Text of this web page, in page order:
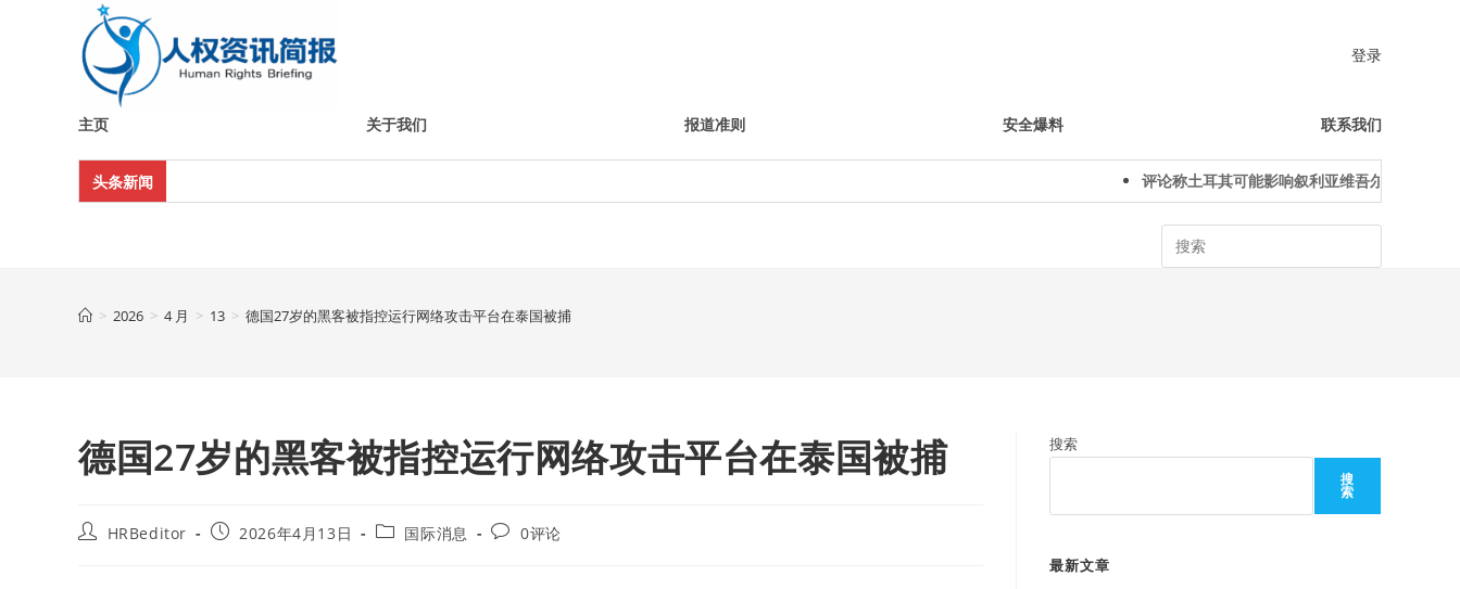
登录
主页 关于我们 报道准则 安全爆料 联系我们
头条新闻 评论称土耳其可能影响叙利亚维吾尔人下一代身份
Search
> 2026 > 4 月 > 13 > 德国27岁的黑客被指控运行网络攻击平台在泰国被捕
德国27岁的黑客被指控运行网络攻击平台在泰国被捕
PostHRBeditor
Post2026年4月13日
Post国际消息
Post0评论
搜索
搜
索
最新文章